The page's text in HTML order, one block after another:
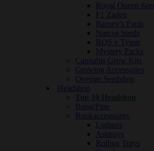
Royal Queen
F1 Zaden
Barney’s Farm
Narcos Seeds
RQS x Tyson
Mystery Packs
Cannabis Grow Kits
Growing Accessoires
Overige Seedshop
Headshop
Top 10 Headshop
Bong/Pipe
Rookaccessoires
Lighters
Ashtrays
Rolling Trays